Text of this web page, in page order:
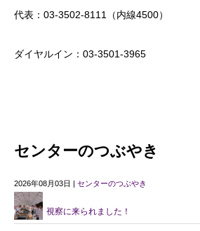
代表：03-3502-8111（内線4500）
ダイヤルイン：03-3501-3965
センターのつぶやき
2026年08月03日 | センターのつぶやき
視察に来られました！